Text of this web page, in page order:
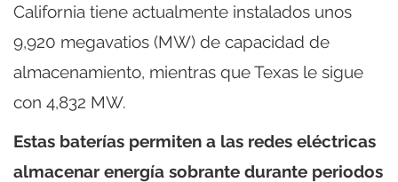
California tiene actualmente instalados unos
9,920 megavatios (MW) de capacidad de
almacenamiento, mientras que Texas le sigue
con 4,832 MW.
Estas baterías permiten a las redes eléctricas
almacenar energía sobrante durante periodos